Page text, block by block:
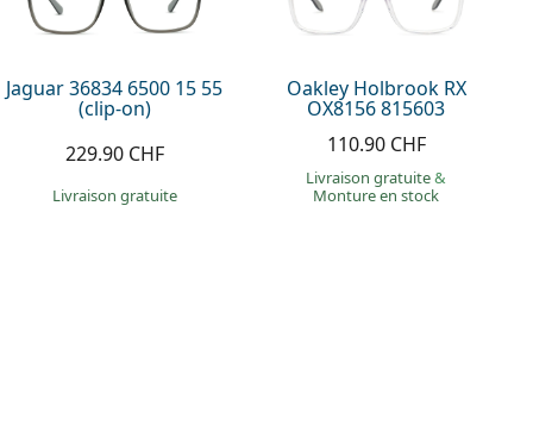
Jaguar 36834 6500 15 55
(clip-on)
229.90 CHF
Livraison gratuite
Oakley Holbrook RX
OX8156 815603
110.90 CHF
Livraison gratuite&
Monture en stock